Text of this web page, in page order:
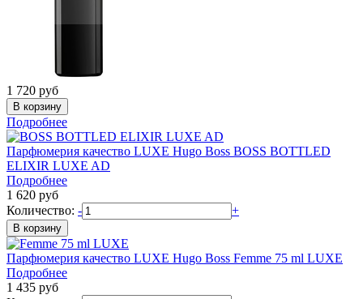
1 720 руб
Подробнее
Парфюмерия качество LUXE Hugo Boss BOSS BOTTLED
ELIXIR LUXE AD
Подробнее
1 620 руб
Количество: - +
Парфюмерия качество LUXE Hugo Boss Femme 75 ml LUXE
Подробнее
1 435 руб